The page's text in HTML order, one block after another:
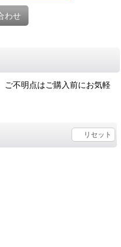
わせ
ご不明点はご購入前にお気軽
リセット